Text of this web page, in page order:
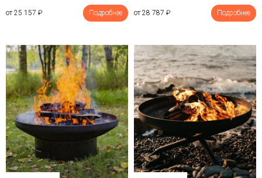
от 25 157 ₽ Подробнее от 28 787 ₽ Подробнее